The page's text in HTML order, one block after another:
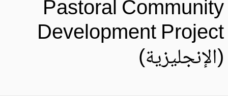
Pastoral
Development